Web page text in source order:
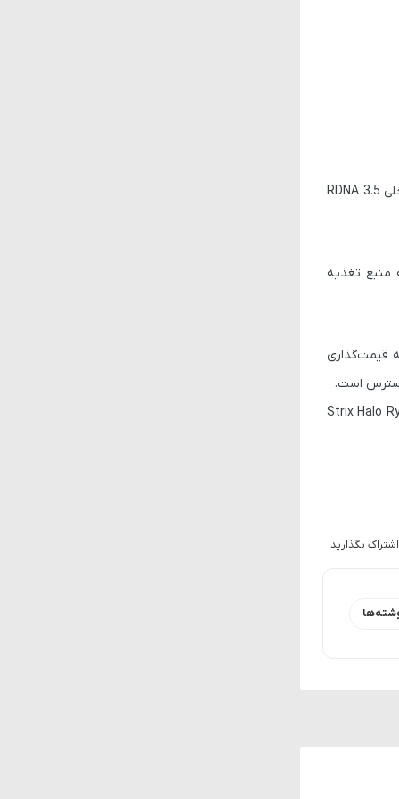
ابعاد مادربرد 170 در 170 میلی‌متر است. در این برد خبری از درگاه PCIe برای کارت گرافیک مجزا نیست که با توجه به قدرت بالای پردازنده گرافیکی داخلی RDNA 3.5
منبع تغذیه
قیمت‌گذاری
Strix Halo
اشتراک بگذارید